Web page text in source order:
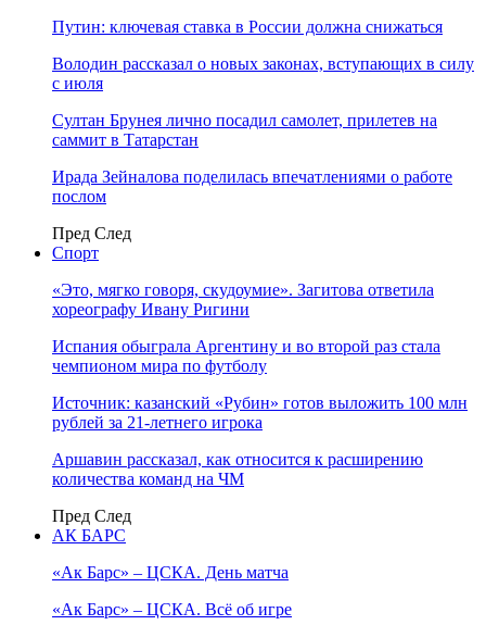
Путин: ключевая ставка в России должна снижаться
Володин рассказал о новых законах, вступающих в силу
с июля
Султан Брунея лично посадил самолет, прилетев на
саммит в Татарстан
Ирада Зейналова поделилась впечатлениями о работе
послом
Пред След
Спорт
«Это, мягко говоря, скудоумие». Загитова ответила
хореографу Ивану Ригини
Испания обыграла Аргентину и во второй раз стала
чемпионом мира по футболу
Источник: казанский «Рубин» готов выложить 100 млн
рублей за 21-летнего игрока
Аршавин рассказал, как относится к расширению
количества команд на ЧМ
Пред След
АК БАРС
«Ак Барс» – ЦСКА. День матча
«Ак Барс» – ЦСКА. Всё об игре